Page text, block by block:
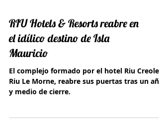
RIU Hotels & Resorts reabre en
el idílico destino de Isla
Mauricio
El complejo formado por el hotel Riu Creole
y medio de cierre.